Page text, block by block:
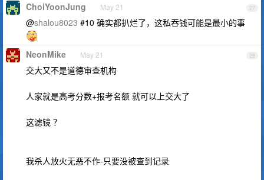
27
ChoiYoonJung May 21
@shalou8023 #10 确实都扒烂了，这私吞钱可能是最小的事
28
NeonMike May 21
交大又不是道德审查机构
人家就是高考分数+报考名额 就可以上交大了
这滤镜 ？
我杀人放火无恶不作-只要没被查到记录